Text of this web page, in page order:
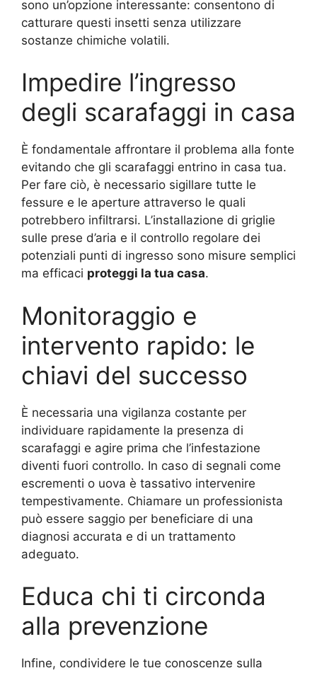
sono un’opzione interessante: consentono di
catturare questi insetti senza utilizzare
sostanze chimiche volatili.
Impedire l’ingresso
degli scarafaggi in casa
È fondamentale affrontare il problema alla fonte
evitando che gli scarafaggi entrino in casa tua.
Per fare ciò, è necessario sigillare tutte le
fessure e le aperture attraverso le quali
potrebbero infiltrarsi. L’installazione di griglie
sulle prese d’aria e il controllo regolare dei
potenziali punti di ingresso sono misure semplici
ma efficaci proteggi la tua casa.
Monitoraggio e
intervento rapido: le
chiavi del successo
È necessaria una vigilanza costante per
individuare rapidamente la presenza di
scarafaggi e agire prima che l’infestazione
diventi fuori controllo. In caso di segnali come
escrementi o uova è tassativo intervenire
tempestivamente. Chiamare un professionista
può essere saggio per beneficiare di una
diagnosi accurata e di un trattamento
adeguato.
Educa chi ti circonda
alla prevenzione
Infine, condividere le tue conoscenze sulla